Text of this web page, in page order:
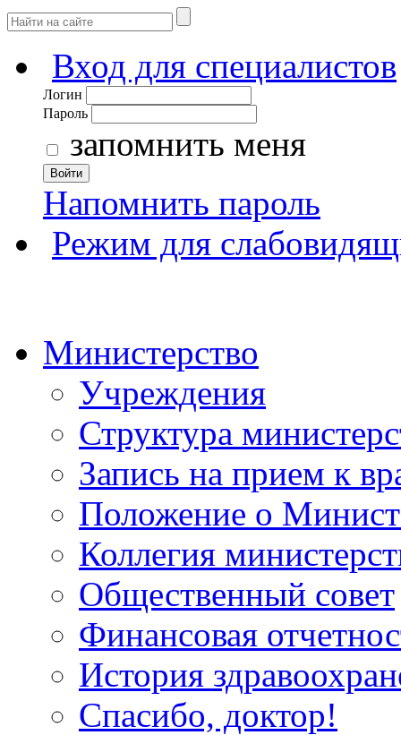
Вход для специалистов
Логин
Пароль
запомнить меня
Войти
Напомнить пароль
Режим для
Министерство
Учреждения
Структура
Запись на прием к
Положение о
Коллегия
Общественный совет
Финансовая
История
Спасибо, доктор!